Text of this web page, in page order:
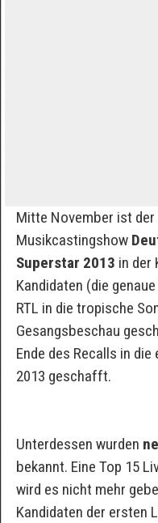
Mitte November ist der
Musikcastingshow
Superstar 2013 in der
Kandidaten (die
RTL in die tropische
Gesangsbeschau
Ende des Recalls in
2013 geschafft.
Unterdessen wurden
bekannt. Eine Top 15
wird es nicht mehr
Kandidaten der ersten